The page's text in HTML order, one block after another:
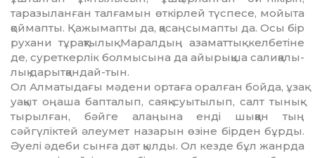
таразыланған талғамын өткір­лей түспесе, мойыта
қоймапты. Қа­жымапты да, қасаңсымапты да. Осы бір
рухани тұрақтылық Маралдың азаматтық келбетіне
де, суреткерлік бол­мысына да айырықша сали­қа­лы­
лық дарытқандай-тын.
Ол Алматыдағы мәдени ортаға оралған бойда, ұзақ
уақыт оңаша бап­талып, саяқ суытылып, салт ты­нық­
тырылған, бәйге алаңына енді шық­қан тың
сәйгүліктей әлеумет на­зарын өзіне бірден бұрды.
Әуелі әде­би сынға дәт қылды. Ол кезде бұл жанрда